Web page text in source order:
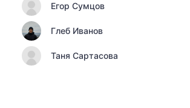
Егор Сумцов
Глеб Иванов
Таня Сартасова